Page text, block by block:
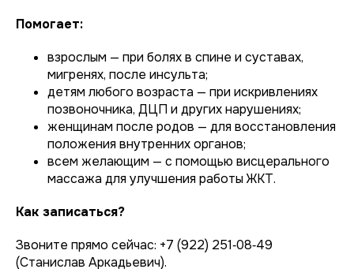
Помогает:
взрослым — при болях в спине и суставах,
мигренях, после инсульта;
детям любого возраста — при искривлениях
позвоночника, ДЦП и других нарушениях;
женщинам после родов — для восстановления
положения внутренних органов;
всем желающим — с помощью висцерального
массажа для улучшения работы ЖКТ.
Как записаться?
Звоните прямо сейчас: +7 (922) 251‑08‑49
(Станислав Аркадьевич).